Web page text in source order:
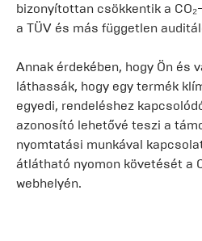
bizonyítottan csökkentik a
a TÜV és más független
Annak érdekében, hogy Ön és
láthassák, hogy egy termék
egyedi, rendeléshez
azonosító lehetővé teszi a
nyomtatási munkával
átlátható nyomon követését a
webhelyén.